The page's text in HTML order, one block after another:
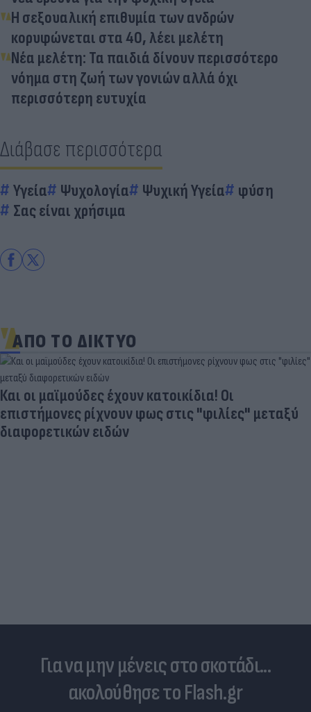
Η σεξουαλική επιθυμία των ανδρών
κορυφώνεται στα 40, λέει μελέτη
Νέα μελέτη: Τα παιδιά δίνουν περισσότερο
νόημα στη ζωή των γονιών αλλά όχι
περισσότερη ευτυχία
Διάβασε περισσότερα
Υγεία Ψυχολογία Ψυχική Υγεία
φύση
Σας είναι χρήσιμα
ΑΠΟ ΤΟ ΔΙΚΤΥΟ
Και οι μαϊμούδες έχουν κατοικίδια! Οι
επιστήμονες ρίχνουν φως στις "φιλίες" μεταξύ
διαφορετικών ειδών
Για να μην μένεις στο σκοτάδι...
ακολούθησε το Flash.gr